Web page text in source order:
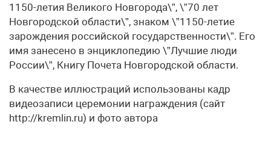
1150-летия Великого Новгорода\”, \”70 лет
Новгородской области\”, знаком \”1150-летие
зарождения российской государственности\”. Его
имя занесено в энциклопедию \”Лучшие люди
России\”, Книгу Почета Новгородской области.
В качестве иллюстраций использованы кадр
видеозаписи церемонии награждения (сайт
http://kremlin.ru) и фото автора